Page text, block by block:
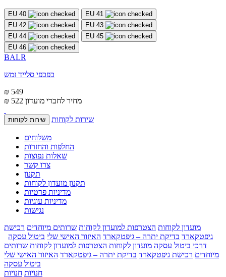
EU 40
EU 41
EU 42
EU 43
EU 44
EU 45
EU 46
BALR
כפכפי סלייד זמש
₪ 549
₪ 522 מחיר לחברי מועדון
שירות לקוחות שירות לקוחות
משלוחים
החלפות והחזרות
שאלות נפוצות
צרו קשר
תקנון
תקנון מועדון לקוחות
מדיניות פרטיות
מדיניות עוגיות
נגישות
מועדון לקוחות הצטרפות למועדון לקוחות שרותים מיוחדים רכישת
גיפטקארד בדיקת יתרה – גיפטקארד האיזור האישי שלי ביטול עסקה
דרכי ביטול עסקה מועדון לקוחות הצטרפות למועדון לקוחות שרותים
מיוחדים רכישת גיפטקארד בדיקת יתרה – גיפטקארד האיזור האישי שלי
ביטול עסקה
חנויות חנויות